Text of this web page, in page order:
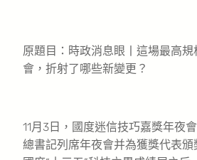
原題目：時政消息眼丨這場最高
會，折射了哪些新變更？
11月3日，國度迷信技巧嘉獎年夜
總書記列席年夜會并為獲獎代表